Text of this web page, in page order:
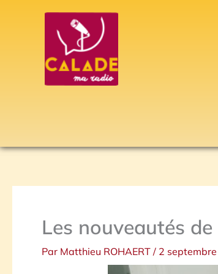
Les nouveautés
Par Matthieu ROHAERT / 2